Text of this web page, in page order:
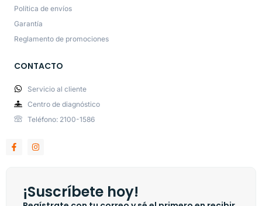
Política de envíos
Garantía
Reglamento de promociones
CONTACTO
Servicio al cliente
Centro de diagnóstico
Teléfono: 2100-1586
¡Suscríbete hoy!